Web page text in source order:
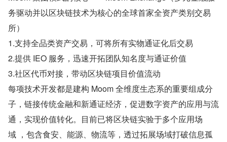
务驱动并以区块链技术为核心的全球首家全资产类别交易
所）
1.支持全品类资产交易，可将所有实物通证化后交易
2.提供 IEO 服务，迅速开拓团队知名度与通证价值
3.社区代币对接，带动区块链项目价值流动
每项技术开发都是建构 Moom 全维度生态系的重要组成分
子，链接传统金融和新通证经济，促进数字资产的应用与流
通，实现价值转化。目前已将区块链实验于多个应用场
域 ，包含食安、能源、物流等，透过拓展场域打破信息孤